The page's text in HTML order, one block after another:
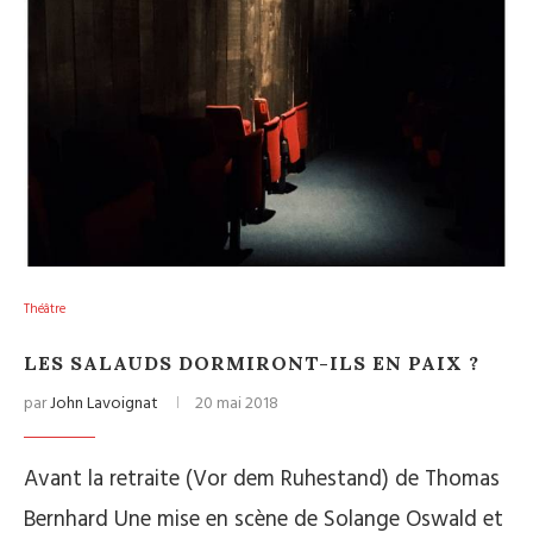
Théâtre
LES SALAUDS DORMIRONT-ILS EN PAIX ?
parJohn Lavoignat 20 mai 2018
Avant la retraite (Vor dem Ruhestand) de Thomas
Bernhard Une mise en scène de Solange Oswald et